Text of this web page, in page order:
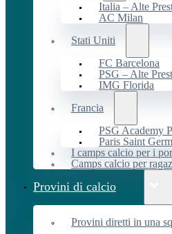
Italia – Alte
AC Milan
Stati Uniti
FC Barcelona
PSG – Alte
IMG Florida
Francia
PSG Academy
Paris Saint
I camps calcio per i
Camps calcio per
Provini di calcio
Provini diretti in una